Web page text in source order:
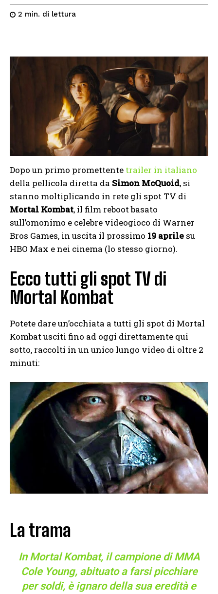
2 min. di lettura
Dopo un primo promettente trailer in italiano
della pellicola diretta da Simon McQuoid, si
stanno moltiplicando in rete gli spot TV di
Mortal Kombat, il film reboot basato
sull’omonimo e celebre videogioco di Warner
Bros Games, in uscita il prossimo 19 aprile su
HBO Max e nei cinema (lo stesso giorno).
Ecco tutti gli spot TV di
Mortal Kombat
Potete dare un’occhiata a tutti gli spot di Mortal
Kombat usciti fino ad oggi direttamente qui
sotto, raccolti in un unico lungo video di oltre 2
minuti:
La trama
In Mortal Kombat, il campione di MMA
Cole Young, abituato a farsi picchiare
per soldi, è ignaro della sua eredità e